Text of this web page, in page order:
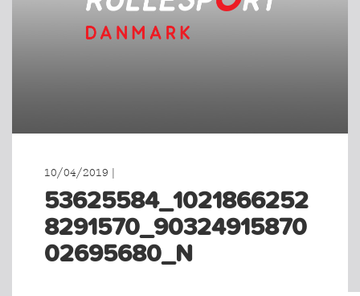
10/04/2019 |
53625584_1021866252
8291570_90324915870
02695680_N